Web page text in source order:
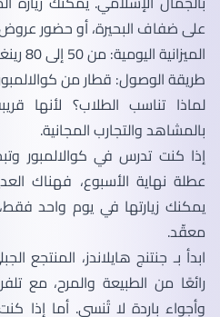
على ضفاف البحيرة، أو حضور عروض
الميزانية اليومية: من 50 إلى 80 رينغيت.
طريقة الوصول: قطار من كوالالمبور (30 دقيقة
لماذا تناسب الطلاب؟ لأنها
بالمشاهد والتجارب المجانية.
إذا كنت تدرس في كوالالمبور
عطلة نهاية الأسبوع، فهناك
يمكنك زيارتها في يوم واحد
معقّد.
ابدأ بـ جنتنج هايلاندز، المنتجع
رائعًا من الطبيعة والمرح، مع
وأجواء باردة لا تُنسى. أما إذا